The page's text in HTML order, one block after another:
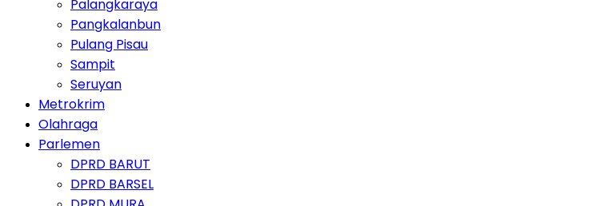
Palangkaraya
Pangkalanbun
Pulang Pisau
Sampit
Seruyan
Metrokrim
Olahraga
Parlemen
DPRD BARUT
DPRD BARSEL